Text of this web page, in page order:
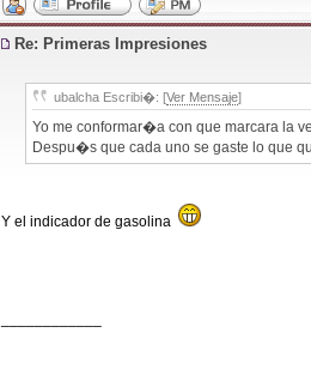
Re: Primeras Impresiones
ubalcha Escribi�: [Ver Mensaje]
Yo me conformar�a con que marcara la
Despu�s que cada uno se gaste lo que
Y el indicador de gasolina